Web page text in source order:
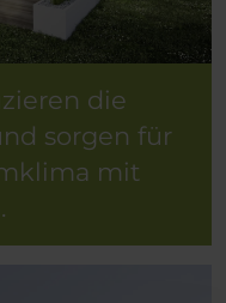
die
sorgen für
mit